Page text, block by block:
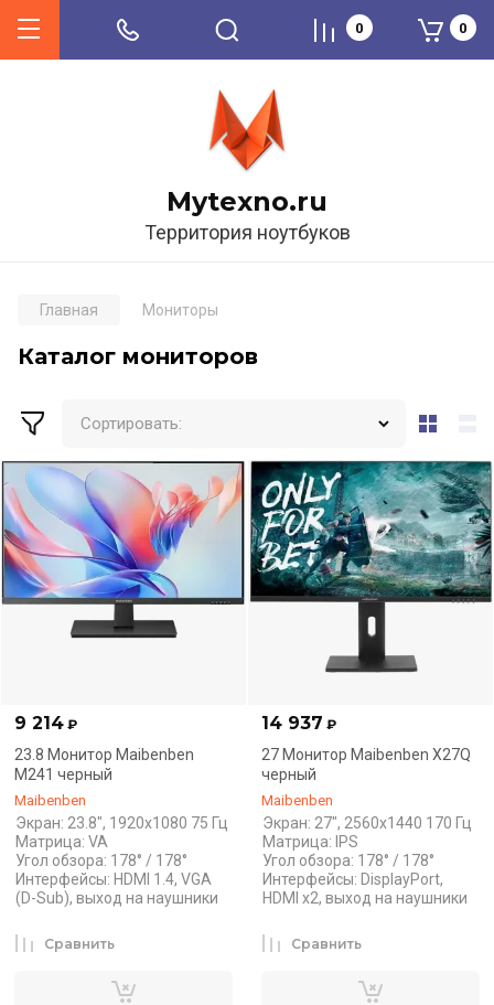
Mytexno.ru
Территория ноутбуков
0 0
Главная Мониторы
Каталог мониторов
Сортировать:
9 214 ₽
23.8 Монитор Maibenben
М241 черный
Maibenben
Экран: 23.8", 1920x1080 75 Гц
Матрица: VA
Угол обзора: 178° / 178°
Интерфейсы: HDMI 1.4, VGA
(D-Sub), выход на наушники
Сравнить
14 937 ₽
27 Монитор Maibenben X27Q
черный
Maibenben
Экран: 27", 2560x1440 170 Гц
Матрица: IPS
Угол обзора: 178° / 178°
Интерфейсы: DisplayPort,
HDMI x2, выход на наушники
Сравнить